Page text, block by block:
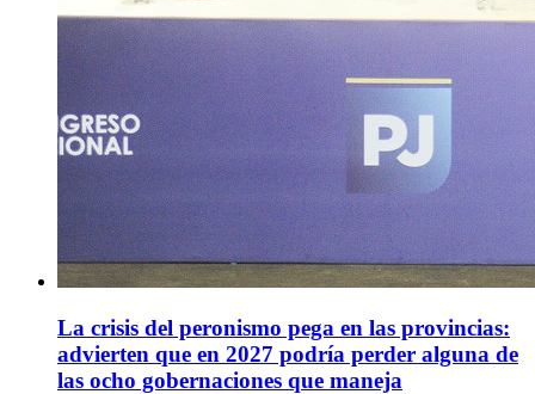
La crisis del peronismo pega en las provincias:
advierten que en 2027 podría perder alguna de
las ocho gobernaciones que maneja